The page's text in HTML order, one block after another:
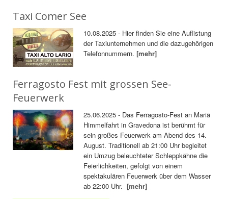
Taxi Comer See
10.08.2025 - Hier finden Sie eine Auflistung
der Taxiunternehmen und die dazugehörigen
Telefonnummern.[mehr]
Ferragosto Fest mit grossen See-
Feuerwerk
25.06.2025 - Das Ferragosto-Fest an Mariä
Himmelfahrt in Gravedona ist berühmt für
sein großes Feuerwerk am Abend des 14.
August. Traditionell ab 21:00 Uhr begleitet
ein Umzug beleuchteter Schleppkähne die
Feierlichkeiten, gefolgt von einem
spektakulären Feuerwerk über dem Wasser
ab 22:00 Uhr.[mehr]